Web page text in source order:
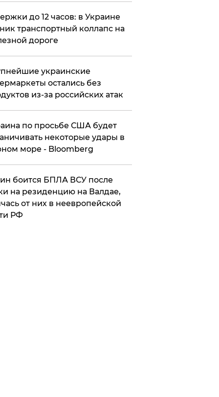
до 12 часов: в Украине
транспортный коллапс на
дороге
украинские
остались без
из-за российских атак
по просьбе США будет
некоторые удары в
море - Bloomberg
боится БПЛА ВСУ после
на резиденцию на Валдае,
от них в неевропейской
РФ